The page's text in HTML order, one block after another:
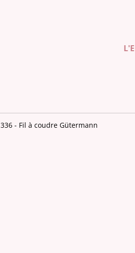
336 - Fil à coudre Gütermann